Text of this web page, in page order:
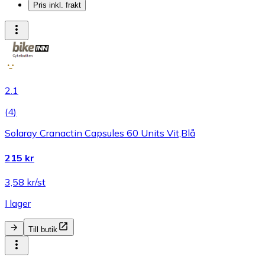
Pris inkl. frakt
2.1
(4)
Solaray Cranactin Capsules 60 Units Vit,Blå
215 kr
3,58 kr/st
I lager
Till butik